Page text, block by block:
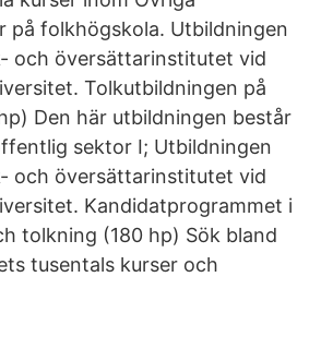
på folkhögskola. Utbildningen
och översättarinstitutet vid
Tolkutbildningen på
Den här utbildningen består
sektor I; Utbildningen
och översättarinstitutet vid
Kandidatprogrammet i
tolkning (180 hp) Sök bland
tusentals kurser och